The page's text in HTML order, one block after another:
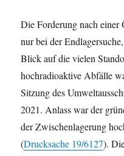
Die Forderung nach
nur bei der
Blick auf die vielen
hochradioaktive Abfälle
Sitzung des
2021. Anlass war der
der Zwischenlagerung
(Drucksache 19/6127).